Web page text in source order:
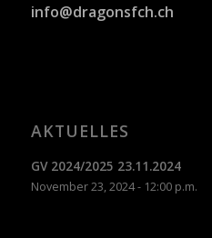
info@dragonsfch.ch
AKTUELLES
GV 2024/2025 23.11.2024
November 23, 2024 - 12:00 p.m.